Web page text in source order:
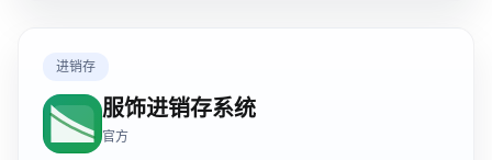
进销存
服饰进销存系统
官方